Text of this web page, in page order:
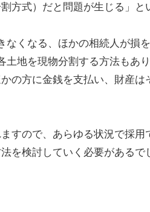
方式）だと問題が生じる」
くなる、ほかの相続人が損
地を現物分割する方法もあ
の方に金銭を支払い、財産は
すので、あらゆる状況で採
を検討していく必要があるで